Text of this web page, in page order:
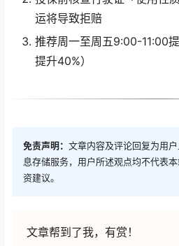
运将导致拒赔
推荐周一至周五9:00-11:00
提升40%）
免责声明： 文章内容及评论回复为用
息存储服务，用户所述观点均不代表
资建议。
文章帮到了我，有赏！